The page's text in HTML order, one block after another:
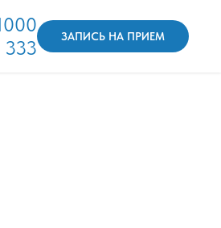
ЗАПИСЬ НА ПРИЕМ